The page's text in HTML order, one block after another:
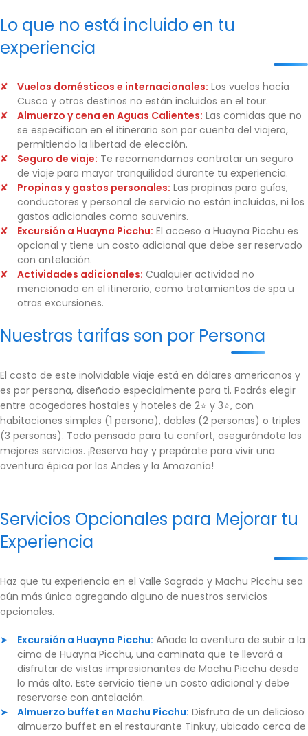
Lo que no está incluido en tu
experiencia
Vuelos domésticos e internacionales: Los vuelos hacia
Cusco y otros destinos no están incluidos en el tour.
Almuerzo y cena en Aguas Calientes: Las comidas que no
se especifican en el itinerario son por cuenta del viajero,
permitiendo la libertad de elección.
Seguro de viaje: Te recomendamos contratar un seguro
de viaje para mayor tranquilidad durante tu experiencia.
Propinas y gastos personales: Las propinas para guías,
conductores y personal de servicio no están incluidas, ni los
gastos adicionales como souvenirs.
Excursión a Huayna Picchu: El acceso a Huayna Picchu es
opcional y tiene un costo adicional que debe ser reservado
con antelación.
Actividades adicionales: Cualquier actividad no
mencionada en el itinerario, como tratamientos de spa u
otras excursiones.
Nuestras tarifas son por Persona
El costo de este inolvidable viaje está en dólares americanos y
es por persona, diseñado especialmente para ti. Podrás elegir
entre acogedores hostales y hoteles de 2⭐ y 3⭐, con
habitaciones simples (1 persona), dobles (2 personas) o triples
(3 personas). Todo pensado para tu confort, asegurándote los
mejores servicios. ¡Reserva hoy y prepárate para vivir una
aventura épica por los Andes y la Amazonía!
Servicios Opcionales para Mejorar tu
Experiencia
Haz que tu experiencia en el Valle Sagrado y Machu Picchu sea
aún más única agregando alguno de nuestros servicios
opcionales.
Excursión a Huayna Picchu: Añade la aventura de subir a la
cima de Huayna Picchu, una caminata que te llevará a
disfrutar de vistas impresionantes de Machu Picchu desde
lo más alto. Este servicio tiene un costo adicional y debe
reservarse con antelación.
Almuerzo buffet en Machu Picchu: Disfruta de un delicioso
almuerzo buffet en el restaurante Tinkuy, ubicado cerca de